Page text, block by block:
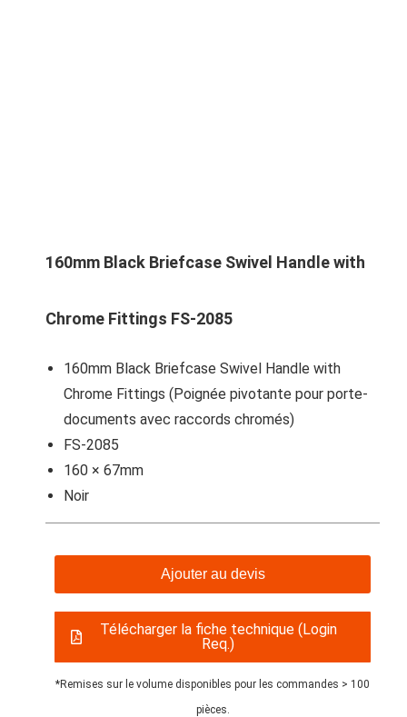
160mm Black Briefcase Swivel Handle with
Chrome Fittings FS-2085
160mm Black Briefcase Swivel Handle with
Chrome Fittings (Poignée pivotante pour porte-
documents avec raccords chromés)
FS-2085
160 × 67mm
Noir
Ajouter au devis
Télécharger la fiche technique (Login
Req.)
*Remises sur le volume disponibles pour les commandes > 100
pièces.